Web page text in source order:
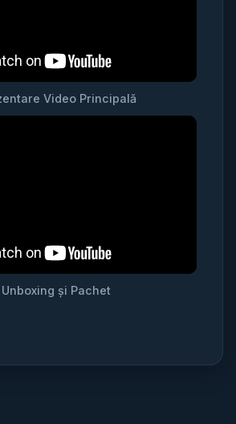
Video Principală
Unboxing și Pachet